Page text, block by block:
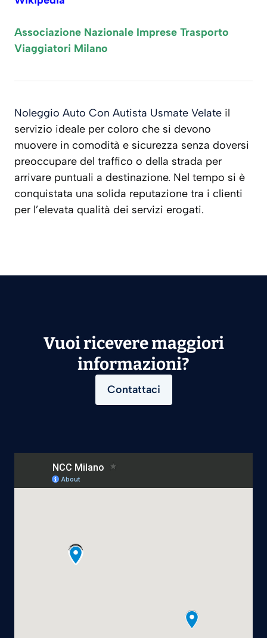
Associazione Nazionale Imprese Trasporto
Viaggiatori Milano
Noleggio Auto Con Autista Usmate Velate il
servizio ideale per coloro che si devono
muovere in comodità e sicurezza senza doversi
preoccupare del traffico o della strada per
arrivare puntuali a destinazione. Nel tempo si è
conquistata una solida reputazione tra i clienti
per l’elevata qualità dei servizi erogati.
Vuoi ricevere maggiori
informazioni?
Contattaci